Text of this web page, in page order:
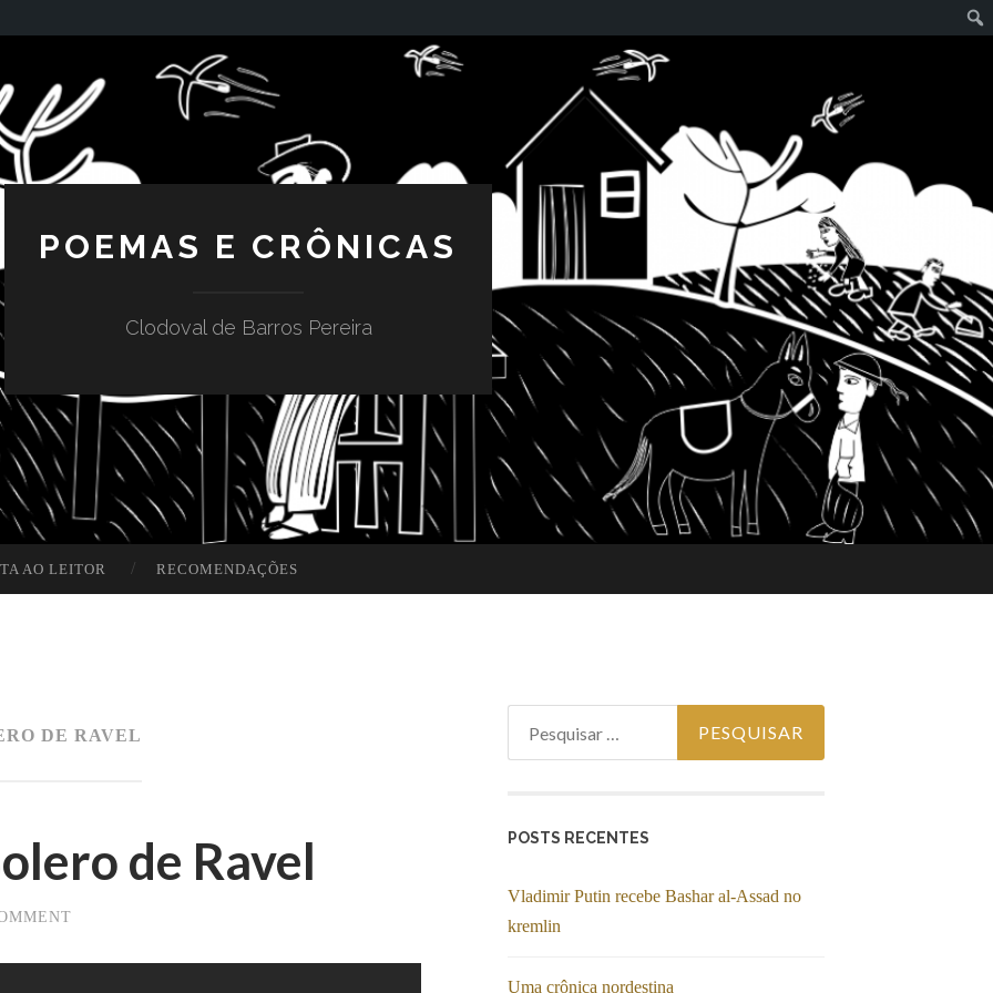
POEMAS E CRÔNICAS
Clodoval de Barros Pereira
AO LEITOR RECOMENDAÇÕES
DE RAVEL
de Ravel POSTS RECENTES
Vladimir Putin recebe Bashar al-Assad no
kremlin
Uma crônica nordestina